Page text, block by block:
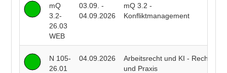
mQ
3.2-
26.03
WEB
03.09. -
04.09.2026
mQ 3.2 -
Konfliktmanagement
N 105-
26.01
04.09.2026
Arbeitsrecht und KI - Recht
und Praxis